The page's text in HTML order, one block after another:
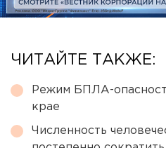
ЧИТАЙТЕ ТАКЖЕ:
Режим БПЛА-
крае
Численность